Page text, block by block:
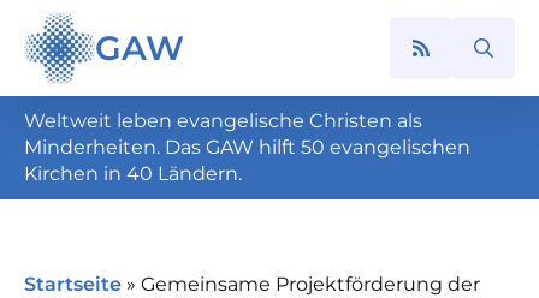
GAW
Search
Weltweit leben evangelische Christen als
Minderheiten. Das GAW hilft 50 evangelischen
Kirchen in 40 Ländern.
Startseite » Gemeinsame Projektförderung der